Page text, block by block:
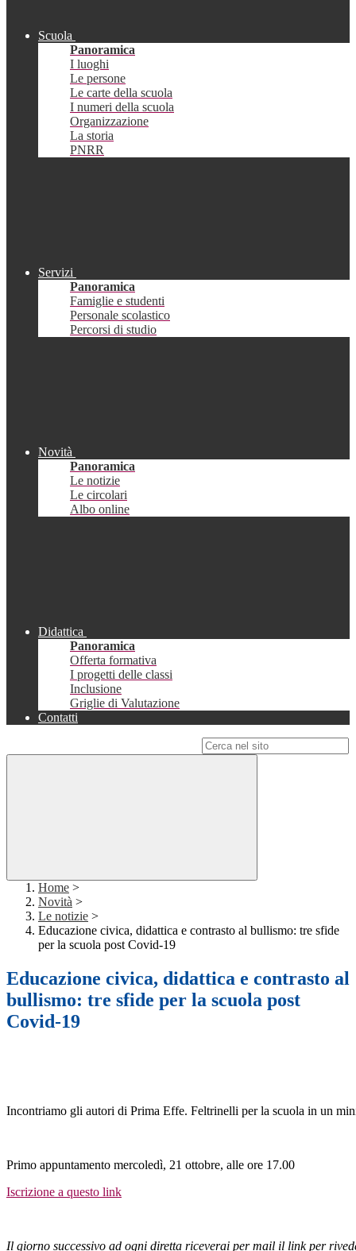
Scuola
Panoramica
I luoghi
Le persone
Le carte della scuola
I numeri della scuola
Organizzazione
La storia
PNRR
Servizi
Panoramica
Famiglie e studenti
Personale scolastico
Percorsi di studio
Novità
Panoramica
Le notizie
Le circolari
Albo online
Didattica
Panoramica
Offerta formativa
I progetti delle classi
Inclusione
Griglie di Valutazione
Contatti
Home >
Novità >
Le notizie >
Educazione civica, didattica e contrasto al bullismo: tre sfide
per la scuola post Covid-19
Educazione civica, didattica e contrasto al
bullismo: tre sfide per la scuola post
Covid-19
Incontriamo gli autori di Prima Effe. Feltrinelli per la scuola in un
Primo appuntamento mercoledì, 21 ottobre, alle ore 17.00
Iscrizione a questo link
Il giorno successivo ad ogni diretta riceverai per mail il link per